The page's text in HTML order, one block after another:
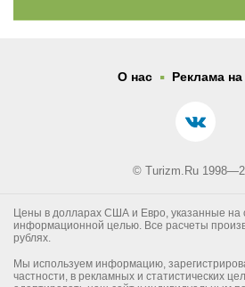
О нас . Реклама на
© Turizm.Ru
Цены в долларах США и Евро, указанные на
информационной целью. Все расчеты
рублях.
Мы используем информацию,
частности, в рекламных и статистических